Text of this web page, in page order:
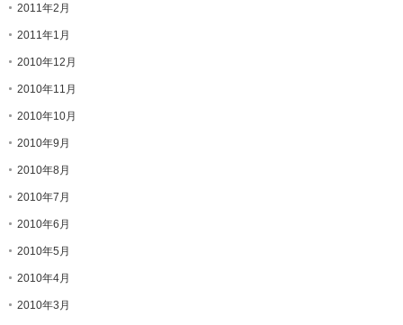
2011年2月
2011年1月
2010年12月
2010年11月
2010年10月
2010年9月
2010年8月
2010年7月
2010年6月
2010年5月
2010年4月
2010年3月